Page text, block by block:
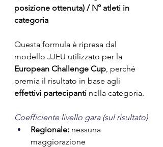
posizione ottenuta) / N° atleti in
categoria
Questa formula è ripresa dal
modello JJEU utilizzato per la
European Challenge Cup, perché
premia il risultato in base agli
effettivi partecipanti nella categoria.
Coefficiente livello gara (sul risultato)
Regionale: nessuna
maggiorazione